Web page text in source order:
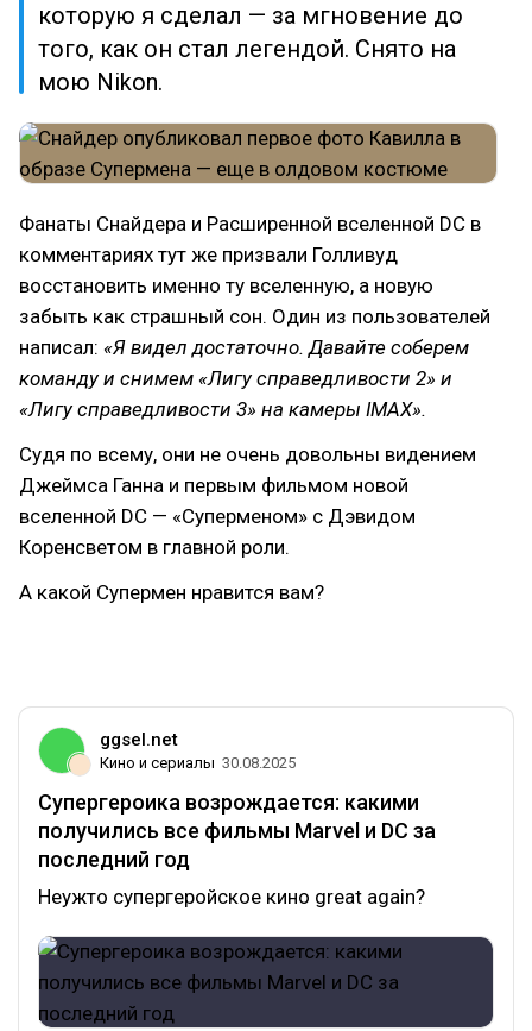
которую я сделал — за мгновение до
того, как он стал легендой. Снято на
мою Nikon.
Фанаты Снайдера и Расширенной вселенной DC в
комментариях тут же призвали Голливуд
восстановить именно ту вселенную, а новую
забыть как страшный сон. Один из пользователей
написал: «Я видел достаточно. Давайте соберем
команду и снимем «Лигу справедливости 2» и
«Лигу справедливости 3» на камеры IMAX».
Судя по всему, они не очень довольны видением
Джеймса Ганна и первым фильмом новой
вселенной DC — «Суперменом» с Дэвидом
Коренсветом в главной роли.
А какой Супермен нравится вам?
ggsel.net
Кино и сериалы 30.08.2025
Супергероика возрождается: какими
получились все фильмы Marvel и DC за
последний год
Неужто супергеройское кино great again?